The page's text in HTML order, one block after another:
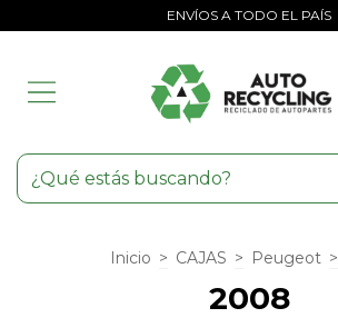
ENVÍOS A TODO EL PAÍS
Inicio > CAJAS > Peugeot >
2008